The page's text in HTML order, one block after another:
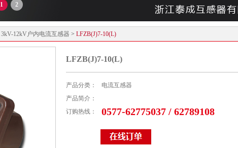
1 2
3kV-12kV户内电流互感器 > LFZB(J)7-10(L)
LFZB(J)7-10(L)
产品分类：
电流互感器
产品简介：
订购热线：
0577-62775037 / 62789108